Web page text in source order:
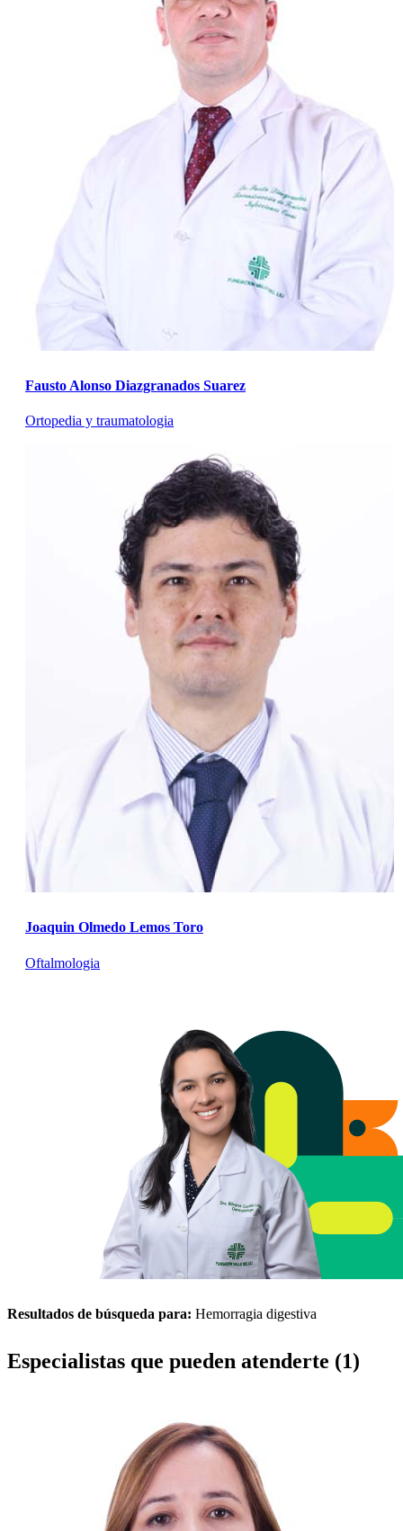
Fausto Alonso Diazgranados Suarez
Ortopedia y traumatologia
Joaquin Olmedo Lemos Toro
Oftalmologia
Resultados de búsqueda para: Hemorragia digestiva
Especialistas que pueden atenderte (1)